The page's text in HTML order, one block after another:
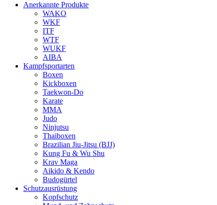
Anerkannte Produkte
WAKO
WKF
ITF
WTF
WUKF
AIBA
Kampfsportarten
Boxen
Kickboxen
Taekwon-Do
Karate
MMA
Judo
Ninjutsu
Thaiboxen
Brazilian Jiu-Jitsu (BJJ)
Kung Fu & Wu Shu
Krav Maga
Aikido & Kendo
Budogürtel
Schutzausrüstung
Kopfschutz